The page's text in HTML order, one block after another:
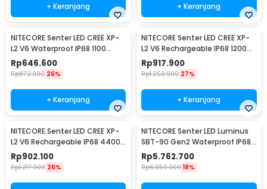
+ Keranjang + Keranjang
NITECORE Senter LED CREE XP-
L2 V6 Waterproof IP68 1100
Lumens - P10 V2
Rp646.600
Rp872.900 26%
+ Keranjang
NITECORE Senter LED CREE XP-
L2 V6 Rechargeable IP68 1200
Lumens - MH12 V2
Rp917.900
Rp1.250.900 27%
+ Keranjang
NITECORE Senter LED CREE XP-
L2 V6 Rechargeable IP68 4400
Lumens - E4K
Rp902.100
Rp1.217.900 26%
NITECORE Senter LED Luminus
SBT-90 Gen2 Waterproof IP68
5200 Lumens - TM39
Rp5.762.700
Rp6.959.000 18%